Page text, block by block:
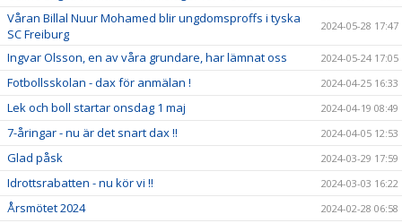
Våran Billal Nuur Mohamed blir ungdomsproffs i tyska
SC Freiburg
2024-05-28 17:47
Ingvar Olsson, en av våra grundare, har lämnat oss 2024-05-24 17:05
Fotbollsskolan - dax för anmälan ! 2024-04-25 16:33
Lek och boll startar onsdag 1 maj 2024-04-19 08:49
7-åringar - nu är det snart dax !! 2024-04-05 12:53
Glad påsk 2024-03-29 17:59
Idrottsrabatten - nu kör vi !! 2024-03-03 16:22
Årsmötet 2024 2024-02-28 06:58